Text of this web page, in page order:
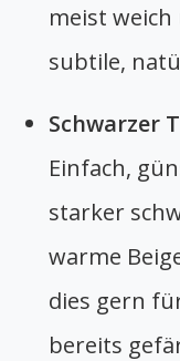
meist
subtile,
Schwarzer
Einfach,
starker
warme
dies gern
bereits